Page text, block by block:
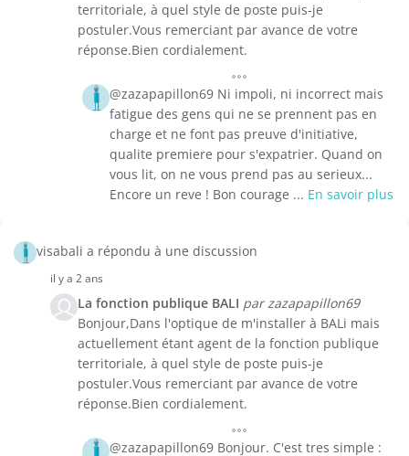
territoriale, à quel style de poste puis-je
postuler.Vous remerciant par avance de votre
réponse.Bien cordialement.
@zazapapillon69 Ni impoli, ni incorrect mais
fatigue des gens qui ne se prennent pas en
charge et ne font pas preuve d'initiative,
qualite premiere pour s'expatrier. Quand on
vous lit, on ne vous prend pas au serieux...
Encore un reve ! Bon courage ... En savoir plus
visabali a répondu à une discussion
il y a 2 ans
La fonction publique BALI par zazapapillon69
Bonjour,Dans l'optique de m'installer à BALi mais
actuellement étant agent de la fonction publique
territoriale, à quel style de poste puis-je
postuler.Vous remerciant par avance de votre
réponse.Bien cordialement.
@zazapapillon69 Bonjour. C'est tres simple :